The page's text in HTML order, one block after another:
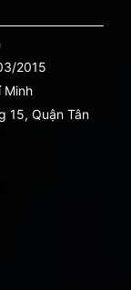
2015
Minh
15, Quận Tân